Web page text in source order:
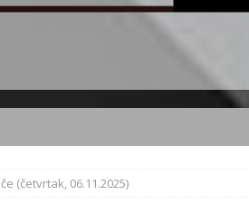
(četvrtak, 06.11.2025)